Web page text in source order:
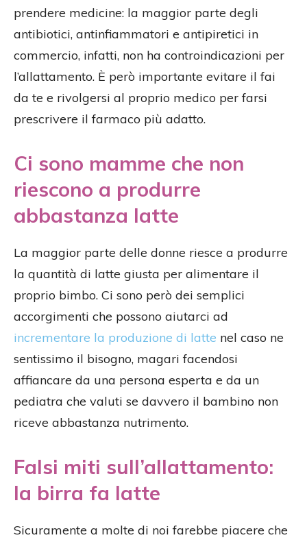
prendere medicine: la maggior parte degli
antibiotici, antinfiammatori e antipiretici in
commercio, infatti, non ha controindicazioni per
l’allattamento. È però importante evitare il fai
da te e rivolgersi al proprio medico per farsi
prescrivere il farmaco più adatto.
Ci sono mamme che non
riescono a produrre
abbastanza latte
La maggior parte delle donne riesce a produrre
la quantità di latte giusta per alimentare il
proprio bimbo. Ci sono però dei semplici
accorgimenti che possono aiutarci ad
incrementare la produzione di latte nel caso ne
sentissimo il bisogno, magari facendosi
affiancare da una persona esperta e da un
pediatra che valuti se davvero il bambino non
riceve abbastanza nutrimento.
Falsi miti sull’allattamento:
la birra fa latte
Sicuramente a molte di noi farebbe piacere che